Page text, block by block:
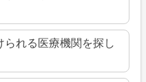
れる医療機関を探し